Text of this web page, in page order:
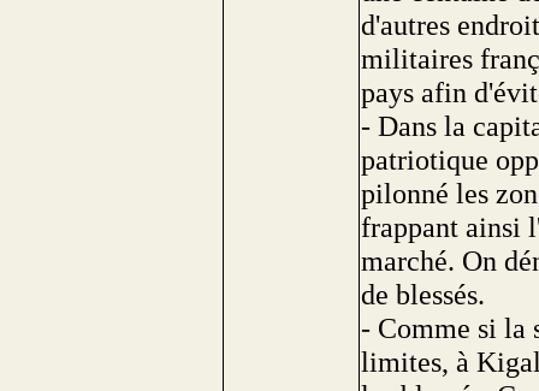
d'autres
militaires
pays afin
- Dans la
patriotique
pilonné les
frappant ainsi
marché. On
de blessés.
- Comme si la
limites, à